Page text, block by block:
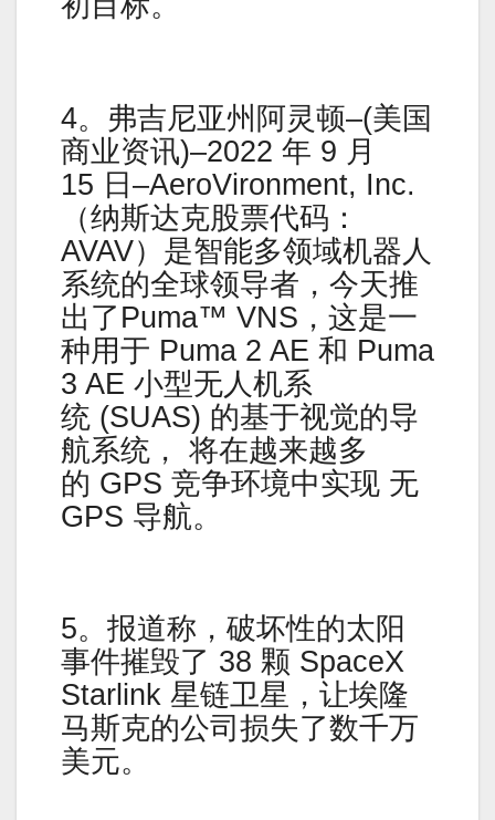
4。弗吉尼亚州阿灵顿–(美国
商业资讯)–2022 年 9 月
15 日–AeroVironment, Inc.
（纳斯达克股票代码：
AVAV）是智能多领域机器人
系统的全球领导者，今天推
出了Puma™ VNS，这是一
种用于 Puma 2 AE 和 Puma
3 AE 小型无人机系
统 (SUAS) 的基于视觉的导
航系统， 将在越来越多
的 GPS 竞争环境中实现 无
GPS 导航。
5。报道称，破坏性的太阳
事件摧毁了 38 颗 SpaceX
Starlink 星链卫星，让埃隆
马斯克的公司损失了数千万
美元。